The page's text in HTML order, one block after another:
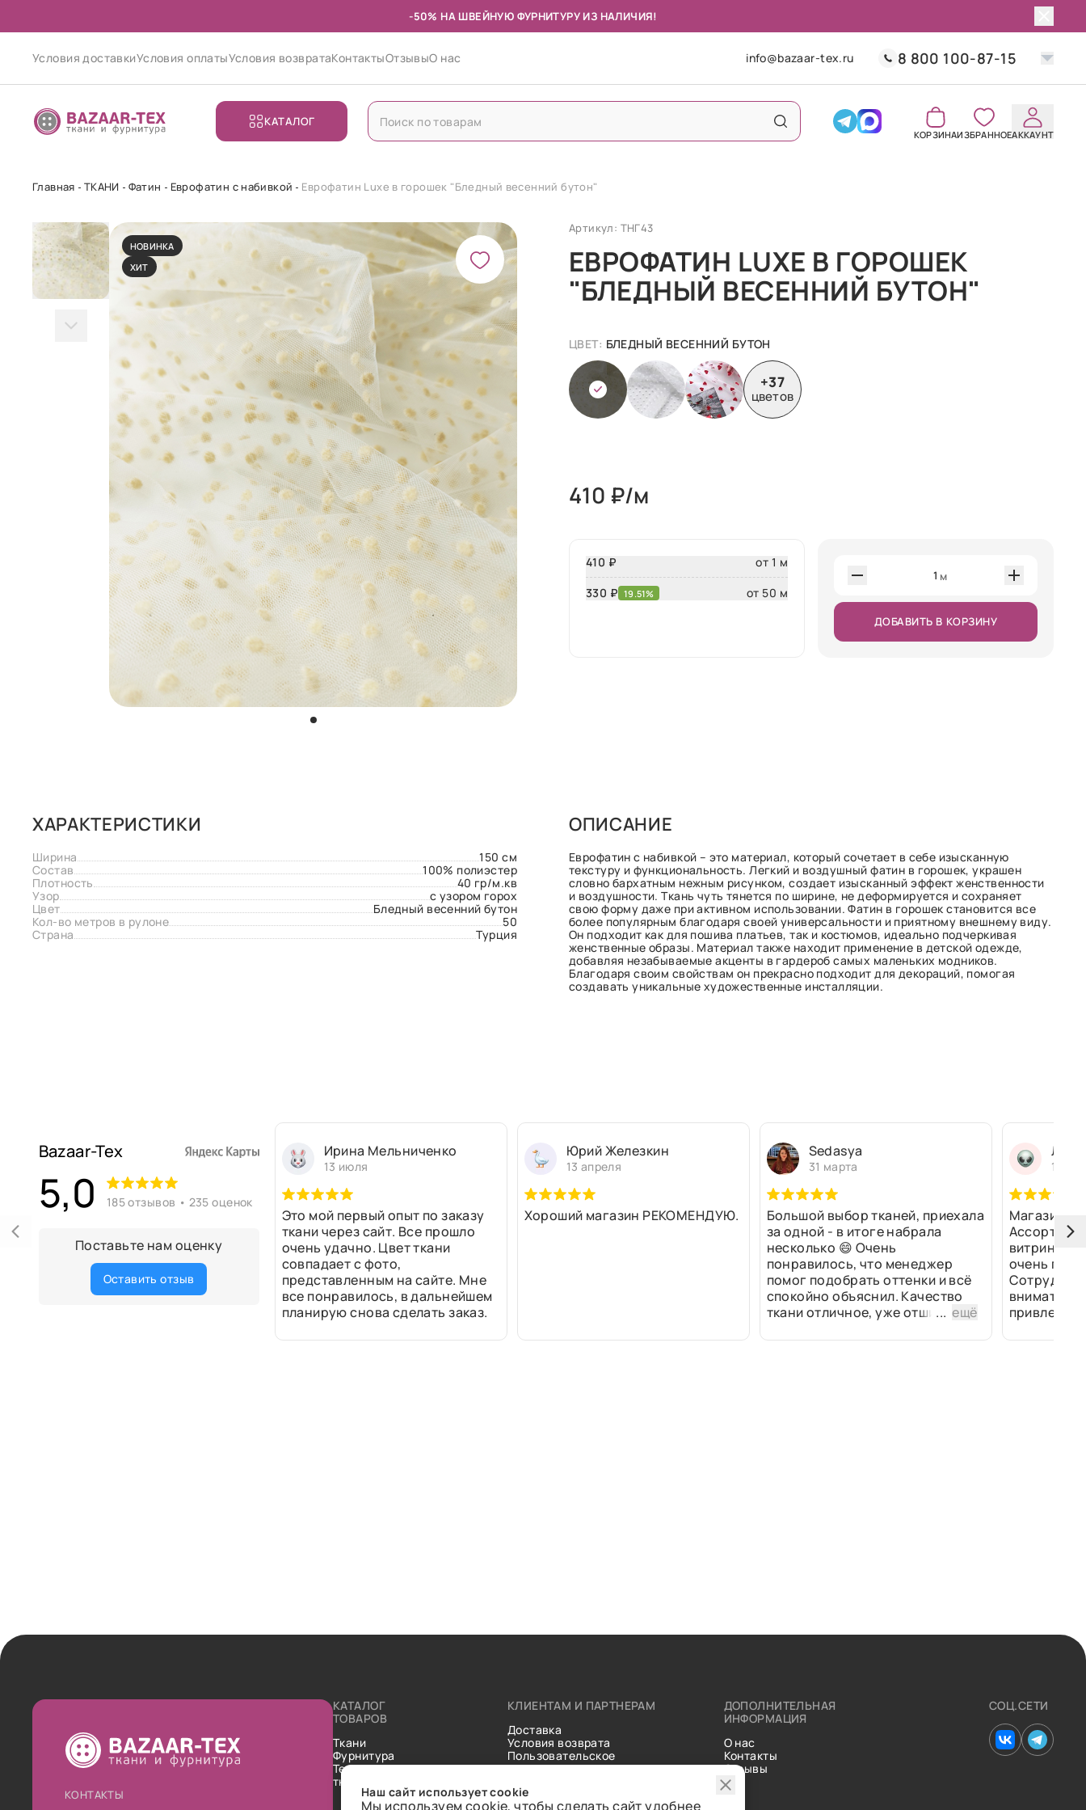
-50% НА ШВЕЙНУЮ ФУРНИТУРУ ИЗ НАЛИЧИЯ!
Условия доставкиУсловия оплатыУсловия возвратаКонтактыОтзывыО нас info@bazaar-tex.ru 8 800 100-87-15
КАТАЛОГ
КОРЗИНАИЗБРАННОЕАККАУНТ
Главная ТКАНИ Фатин Еврофатин с набивкой Еврофатин Luxe в горошек "Бледный весенний бутон"
НОВИНКА
ХИТ
Артикул: ТНГ43
ЕВРОФАТИН LUXE В ГОРОШЕК
"БЛЕДНЫЙ ВЕСЕННИЙ БУТОН"
ЦВЕТ: БЛЕДНЫЙ ВЕСЕННИЙ БУТОН
+37
цветов
410 ₽/м
410 ₽
от 1 м
330 ₽ 19.51% от 50 м
1 м
ДОБАВИТЬ В КОРЗИНУ
ХАРАКТЕРИСТИКИ
Ширина
150 см
Состав
100% полиэстер
Плотность
40 гр/м.кв
Узор
с узором горох
Цвет
Бледный весенний бутон
Кол-во метров в рулоне
50
Страна
Турция
ОПИСАНИЕ
Еврофатин с набивкой – это материал, который сочетает в себе изысканную
текстуру и функциональность. Легкий и воздушный фатин в горошек, украшен
словно бархатным нежным рисунком, создает изысканный эффект женственности
и воздушности. Ткань чуть тянется по ширине, не деформируется и сохраняет
свою форму даже при активном использовании. Фатин в горошек становится все
более популярным благодаря своей универсальности и приятному внешнему виду.
Он подходит как для пошива платьев, так и костюмов, идеально подчеркивая
женственные образы. Материал также находит применение в детской одежде,
добавляя незабываемые акценты в гардероб самых маленьких модников.
Благодаря своим свойствам он прекрасно подходит для декораций, помогая
создавать уникальные художественные инсталляции.
Bazaar-Tex
5,0 185 отзывов • 235 оценок
Поставьте нам оценку
Оставить отзыв
Ирина Мельниченко
13 июля
Это мой первый опыт по заказу
ткани через сайт. Все прошло
очень удачно. Цвет ткани
совпадает с фото,
представленным на сайте. Мне
все понравилось, в дальнейшем
планирую снова сделать заказ.
Юрий Железкин
13 апреля
Хороший магазин РЕКОМЕНДУЮ.
Sedasya
31 марта
Большой выбор тканей, приехала
за одной - в итоге набрала
несколько 😄 Очень
понравилось, что менеджер
помог подобрать оттенки и всё
спокойно объяснил. Качество
ткани отличное, уже отшили...ещё
13
Магазин
витринах
очень
привлек
рулоны
КОНТАКТЫ
КАТАЛОГ
ТОВАРОВ
Ткани
Фурнитура
Технические
ткани
КЛИЕНТАМ И ПАРТНЕРАМ
Доставка
Условия возврата
Пользовательское
соглашение
Статьи
ДОПОЛНИТЕЛЬНАЯ
ИНФОРМАЦИЯ
О нас
Контакты
Отзывы
СОЦ.СЕТИ
Наш сайт использует cookie
Мы используем cookie, чтобы сделать сайт удобнее